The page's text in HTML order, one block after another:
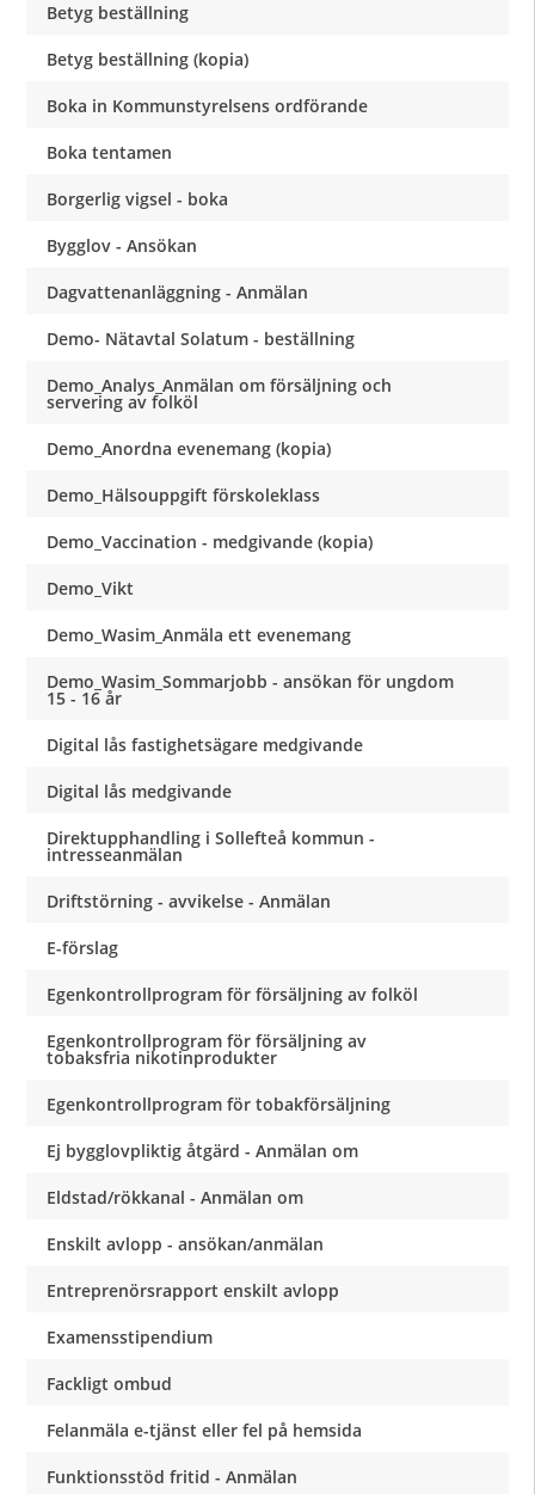
Betyg beställning
Betyg beställning (kopia)
Boka in Kommunstyrelsens ordförande
Boka tentamen
Borgerlig vigsel - boka
Bygglov - Ansökan
Dagvattenanläggning - Anmälan
Demo- Nätavtal Solatum - beställning
Demo_Analys_Anmälan om försäljning och
servering av folköl
Demo_Anordna evenemang (kopia)
Demo_Hälsouppgift förskoleklass
Demo_Vaccination - medgivande (kopia)
Demo_Vikt
Demo_Wasim_Anmäla ett evenemang
Demo_Wasim_Sommarjobb - ansökan för ungdom
15 - 16 år
Digital lås fastighetsägare medgivande
Digital lås medgivande
Direktupphandling i Sollefteå kommun -
intresseanmälan
Driftstörning - avvikelse - Anmälan
E-förslag
Egenkontrollprogram för försäljning av folköl
Egenkontrollprogram för försäljning av
tobaksfria nikotinprodukter
Egenkontrollprogram för tobakförsäljning
Ej bygglovpliktig åtgärd - Anmälan om
Eldstad/rökkanal - Anmälan om
Enskilt avlopp - ansökan/anmälan
Entreprenörsrapport enskilt avlopp
Examensstipendium
Fackligt ombud
Felanmäla e-tjänst eller fel på hemsida
Funktionsstöd fritid - Anmälan